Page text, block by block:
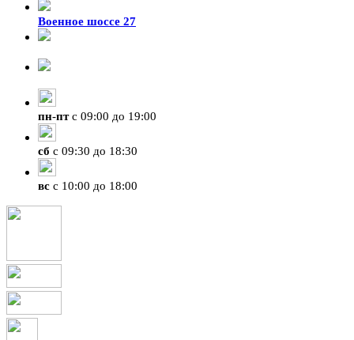
Военное шоссе 27
пн-птс 09:00 до 19:00
сб с 09:30 до 18:30
вс с 10:00 до 18:00